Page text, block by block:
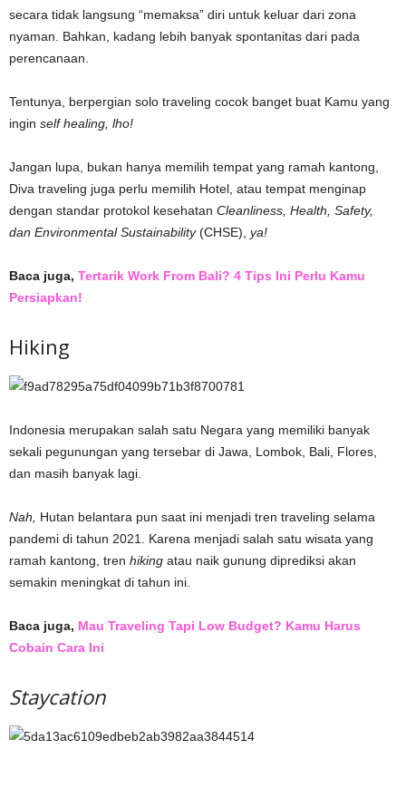
secara tidak langsung “memaksa” diri untuk keluar dari zona
nyaman. Bahkan, kadang lebih banyak spontanitas dari pada
perencanaan.
Tentunya, berpergian solo traveling cocok banget buat Kamu yang
ingin self healing, lho!
Jangan lupa, bukan hanya memilih tempat yang ramah kantong,
Diva traveling juga perlu memilih Hotel, atau tempat menginap
dengan standar protokol kesehatan Cleanliness, Health, Safety,
dan Environmental Sustainability(CHSE), ya!
Baca juga, Tertarik Work From Bali? 4 Tips Ini Perlu Kamu
Persiapkan!
Hiking
Indonesia merupakan salah satu Negara yang memiliki banyak
sekali pegunungan yang tersebar di Jawa, Lombok, Bali, Flores,
dan masih banyak lagi.
Nah,
Hutan belantara pun saat ini menjadi tren traveling selama
pandemi di tahun 2021. Karena menjadi salah satu wisata yang
ramah kantong, tren hiking atau naik gunung diprediksi akan
semakin meningkat di tahun ini.
Baca juga, Mau Traveling Tapi Low Budget? Kamu Harus
Cobain Cara Ini
Staycation